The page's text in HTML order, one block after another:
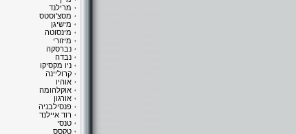
מרילנד
מסצ'וסטס
מישיגן
מינסוטה
מיזורי
נברסקה
נבדה
ניו מקסיקו
קרוליינה
אוהיו
אוקלהומה
אורגון
פנסילבניה
רוד איילנד
טנסי
טקסס